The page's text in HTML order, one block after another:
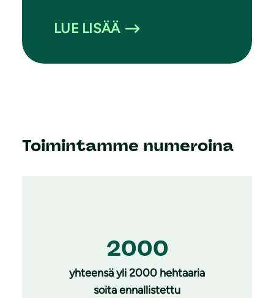
LUE LISÄÄ
Toimintamme numeroina
2000
yhteensä yli 2000 hehtaaria
soita ennallistettu